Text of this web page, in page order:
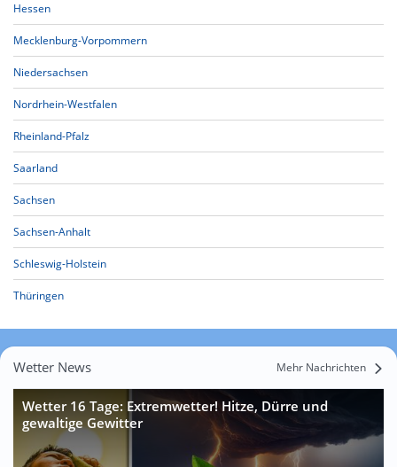
Hessen
Mecklenburg-Vorpommern
Niedersachsen
Nordrhein-Westfalen
Rheinland-Pfalz
Saarland
Sachsen
Sachsen-Anhalt
Schleswig-Holstein
Thüringen
Wetter News Mehr Nachrichten
Wetter 16 Tage: Extremwetter! Hitze, Dürre und
gewaltige Gewitter